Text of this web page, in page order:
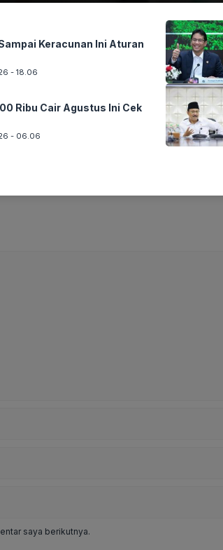
foto Silahkan Terima Kasih
saya berikutnya.
Keracunan Ini Aturan
- 18.06
Ribu Cair Agustus Ini Cek
- 06.06